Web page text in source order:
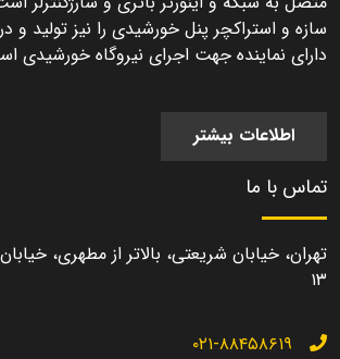
سازه و استراکچر پنل خورشیدی را نیز تولید و
دارای نماینده جهت اجرای نیروگاه خورشیدی
اطلاعات بیشتر
تماس با ما
تهران، خیابان شریعتی، بالاتر از مطهری،
۱۳
۰۲۱-۸۸۴۵۸۶۱۹